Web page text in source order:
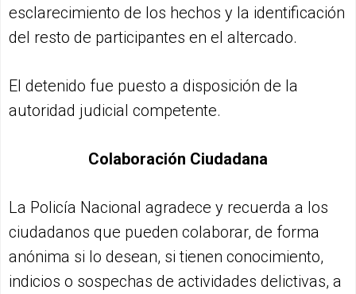
esclarecimiento de los hechos y la identificación
del resto de participantes en el altercado.
El detenido fue puesto a disposición de la
autoridad judicial competente.
Colaboración Ciudadana
La Policía Nacional agradece y recuerda a los
ciudadanos que pueden colaborar, de forma
anónima si lo desean, si tienen conocimiento,
indicios o sospechas de actividades delictivas, a